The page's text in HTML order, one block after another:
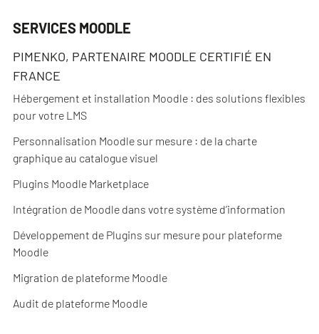
SERVICES MOODLE
PIMENKO, PARTENAIRE MOODLE CERTIFIÉ EN
FRANCE
Hébergement et installation Moodle : des solutions flexibles
pour votre LMS
Personnalisation Moodle sur mesure : de la charte
graphique au catalogue visuel
Plugins Moodle Marketplace
Intégration de Moodle dans votre système d’information
Développement de Plugins sur mesure pour plateforme
Moodle
Migration de plateforme Moodle
Audit de plateforme Moodle